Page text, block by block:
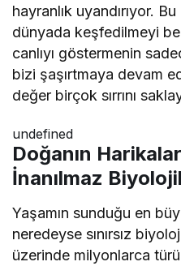
hayranlık uyandırıyor.
dünyada keşfedilmeyi
canlıyı göstermenin
bizi şaşırtmaya devam
değer birçok sırrını
undefined
Doğanın
İnanılmaz
Yaşamın sunduğu en
neredeyse sınırsız
üzerinde milyonlarca